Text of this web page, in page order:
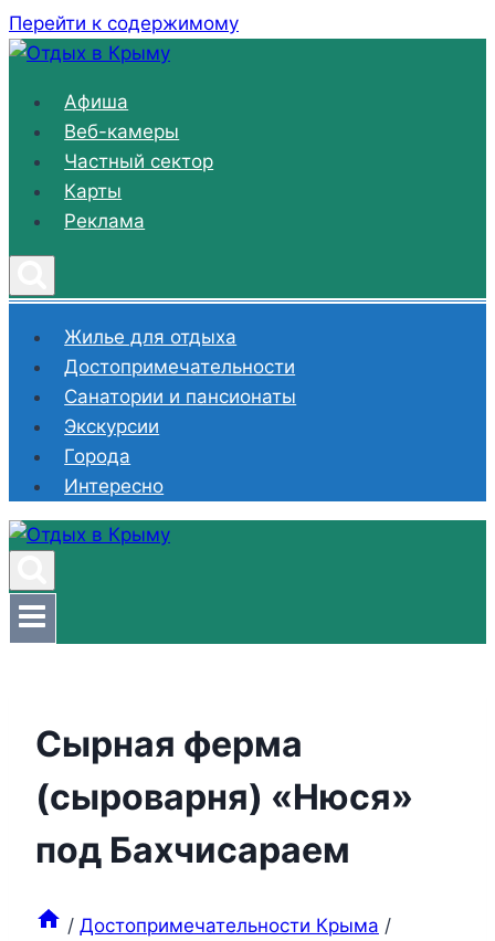
Перейти к содержимому
Афиша
Веб-камеры
Частный сектор
Карты
Реклама
Жилье для отдыха
Достопримечательности
Санатории и пансионаты
Экскурсии
Города
Интересно
Сырная ферма
(сыроварня) «Нюся»
под Бахчисараем
/ Достопримечательности Крыма /